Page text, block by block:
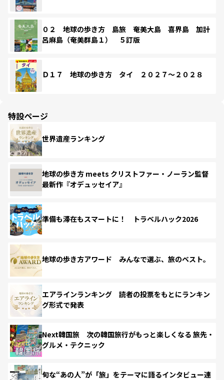
０２ 地球の歩き方 島旅 奄美大島 喜界島 加計
呂麻島（奄美群島１） ５訂版
Ｄ１７ 地球の歩き方 タイ ２０２７～２０２８
特設ページ
世界遺産ランキング
地球の歩き方 meets クリストファー・ノーラン監督
最新作『オデュッセイア』
準備も滞在もスマートに！ トラベルハック2026
地球の歩き方アワード みんなで選ぶ、旅のベスト。
エアラインランキング 読者の投票をもとにランキン
グ形式で発表
Next韓国旅 次の韓国旅行がもっと楽しくなる 旅先・
グルメ・テクニック
旬な“あの人”が「旅」をテーマに語るインタビュー連